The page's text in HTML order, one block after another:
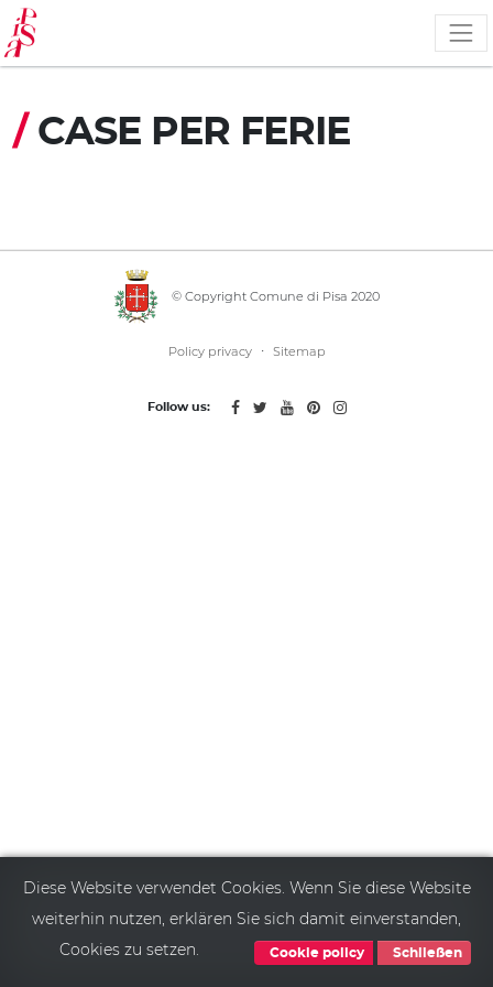
Direkt
zum
Inhalt
/ CASE PER FERIE
© Copyright Comune di Pisa 2020
Policy privacy· Sitemap
Follow us:
Diese Website verwendet Cookies. Wenn Sie diese Website
weiterhin nutzen, erklären Sie sich damit einverstanden,
Cookies zu setzen.
Cookie policy Schließen